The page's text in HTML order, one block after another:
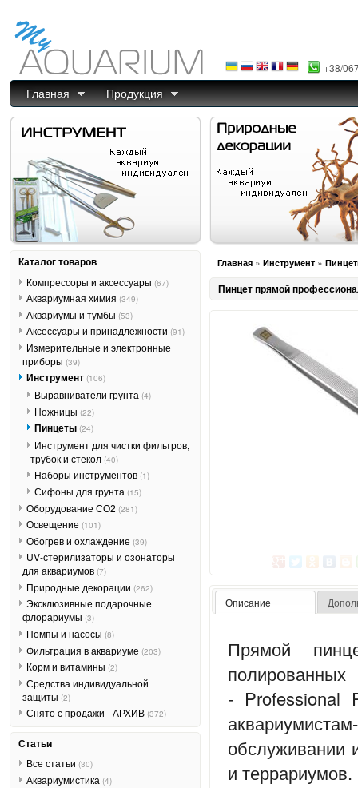
+38/
Главная Продукция
Главная » Инструмент »
Пинцет прямой
Описание
Прямой
- Professional
обслуживании
и террариумов.
Каталог товаров
Компрессоры и аксессуары (67)
Аквариумная химия (349)
Аквариумы и тумбы (53)
Аксессуары и принадлежности (91)
Измерительные и электронные
приборы (39)
Инструмент (106)
Выравниватели грунта (4)
Ножницы (22)
Пинцеты (24)
Инструмент для чистки фильтров,
трубок и стекол (40)
Наборы инструментов (1)
Сифоны для грунта (15)
Оборудование СО2 (281)
Освещение (101)
Обогрев и охлаждение (39)
UV-стерилизаторы и озонаторы
для аквариумов (7)
Природные декорации (262)
Эксклюзивные подарочные
флорариумы (3)
Помпы и насосы (8)
Фильтрация в аквариуме (203)
Корм и витамины (2)
Средства индивидуальной
защиты (2)
Снято с продажи - АРХИВ (372)
Статьи
Все статьи (30)
Аквариумистика (4)